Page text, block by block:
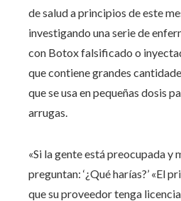
de salud a principios de este
investigando una serie de
con Botox falsificado o
que contiene grandes
que se usa en pequeñas dosis
arrugas.
«Si la gente está preocupada y
preguntan: ‘¿Qué harías?’ «El
que su proveedor tenga